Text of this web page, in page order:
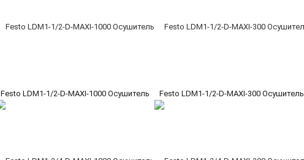
Festo LDM1-1/2-D-MAXI-1000 Осушитель Festo LDM1-1/2-D-MAXI-300 Осушитель